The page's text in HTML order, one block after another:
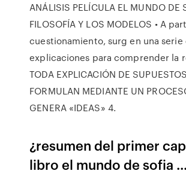
ANÁLISIS PELÍCULA EL MUNDO DE
FILOSOFÍA Y LOS MODELOS • A
cuestionamiento, surg en una serie
explicaciones para comprender la
TODA EXPLICACIÓN DE
FORMULAN MEDIANTE UN
GENERA «IDEAS» 4.
¿resumen del primer
libro el mundo de sofia ...